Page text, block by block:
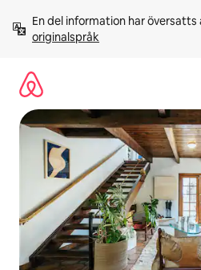
innehåll
En del information har
originalspråk